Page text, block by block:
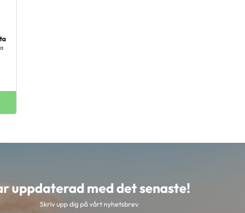
uppdaterad med det senaste!
Skriv upp dig på vårt nyhetsbrev